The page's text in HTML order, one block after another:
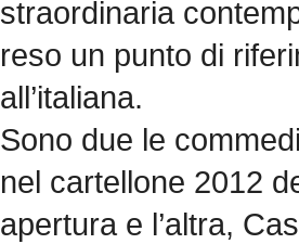
straordinaria
reso un punto di
all’italiana.
Sono due le
nel cartellone 2012
apertura e l’altra,